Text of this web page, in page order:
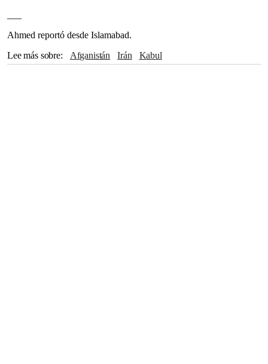
Ahmed reportó desde Islamabad.
Lee más sobre
Afganistán Irán Kabul